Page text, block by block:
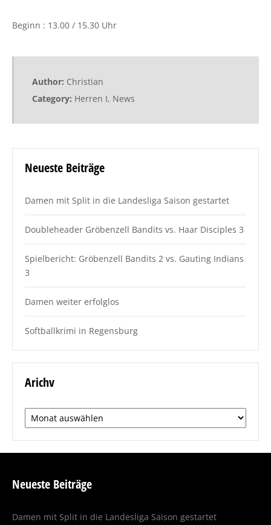
Beginn : 13.00 / 15.30 Uhr
Author: Christian
Category: Herren I, News
Neueste Beiträge
Damen mit Split in die Landesliga Saison gestartet
Doubleheader Gröbenzell Bandits vs. Haar Disciples 3
Spielbericht: Gröbenzell Bandits 2 vs. Gauting Indians
3
Damen weiter erfolglos
Softballkrimi in Regensburg
Arichv
Arichv
Neueste Beiträge
Damen mit Split in die Landesliga Saison gestartet